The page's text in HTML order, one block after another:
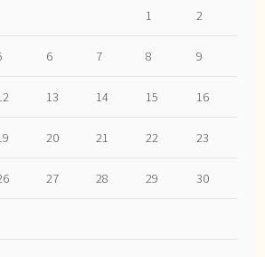
1 2
6 7 8 9
13 14 15 16
20 21 22 23
27 28 29 30